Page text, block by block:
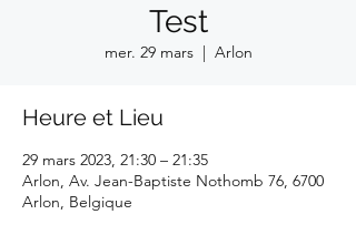
Test
mer. 29 mars
  |
Arlon
Heure et Lieu
29 mars 2023, 21:30 – 21:35
Arlon, Av. Jean-Baptiste Nothomb 76, 6700
Arlon, Belgique